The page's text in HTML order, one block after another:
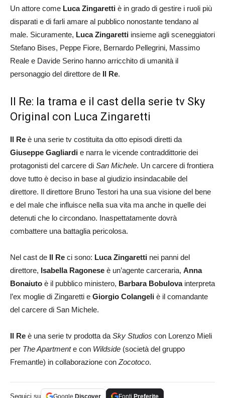
Un attore come Luca Zingaretti è in grado di gestire i ruoli più
disparati e di farli amare al pubblico nonostante tendano al
male. Sicuramente, Luca Zingaretti insieme agli sceneggiatori
Stefano Bises, Peppe Fiore, Bernardo Pellegrini, Massimo
Reale e Davide Serino hanno arricchito di umanità il
personaggio del direttore de Il Re.
Il Re: la trama e il cast della serie tv Sky
Original con Luca Zingaretti
Il Re è una serie tv costituita da otto episodi diretti da
Giuseppe Gagliardi e narra le vicende contraddittorie dei
protagonisti del carcere di San Michele. Un carcere di frontiera
dove tutto è deciso in base al giudizio insindacabile del
direttore. Il direttore Bruno Testori ha una sua visione del bene
e del male che influisce nella sua vita ma anche in quelle dei
detenuti che lo circondano. Inaspettatamente dovrà
combattere una battaglia pericolosa.
Nel cast de Il Re ci sono: Luca Zingaretti nei panni del
direttore, Isabella Ragonese è un’agente carceraria, Anna
Bonaiuto è il pubblico ministero, Barbara Bobulovainterpreta
l’ex moglie di Zingaretti e Giorgio Colangeli è il comandante
del carcere di San Michele.
Il Re è una serie tv prodotta da Sky Studios con Lorenzo Mieli
per The Apartmente con Wildside (società del gruppo
Fremantle) in collaborazione con Zocotoco.
Seguici su Google Discover Fonti Preferite